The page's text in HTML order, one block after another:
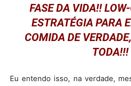
FASE DA VIDA!!
ESTRATÉGIA PARA
COMIDA DE
TODA!!!
Eu entendo isso, na verdade,